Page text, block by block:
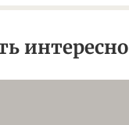
интересно